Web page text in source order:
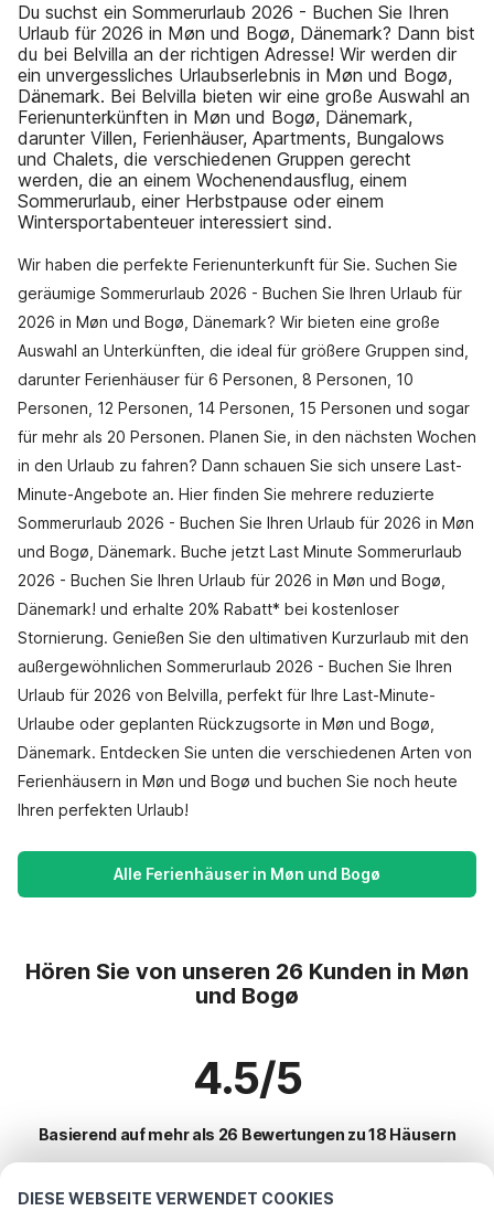
DIESE WEBSEITE VERWENDET COOKIES
Du suchst ein Sommerurlaub 2026 - Buchen Sie Ihren
Urlaub für 2026 in Møn und Bogø, Dänemark? Dann bist
du bei Belvilla an der richtigen Adresse! Wir werden dir
ein unvergessliches Urlaubserlebnis in Møn und Bogø,
Dänemark. Bei Belvilla bieten wir eine große Auswahl an
Ferienunterkünften in Møn und Bogø, Dänemark,
darunter Villen, Ferienhäuser, Apartments, Bungalows
und Chalets, die verschiedenen Gruppen gerecht
werden, die an einem Wochenendausflug, einem
Sommerurlaub, einer Herbstpause oder einem
Wintersportabenteuer interessiert sind.
Wir haben die perfekte Ferienunterkunft für Sie. Suchen Sie
geräumige Sommerurlaub 2026 - Buchen Sie Ihren Urlaub für
2026 in Møn und Bogø, Dänemark? Wir bieten eine große
Auswahl an Unterkünften, die ideal für größere Gruppen sind,
darunter Ferienhäuser für 6 Personen, 8 Personen, 10
Personen, 12 Personen, 14 Personen, 15 Personen und sogar
für mehr als 20 Personen. Planen Sie, in den nächsten Wochen
in den Urlaub zu fahren? Dann schauen Sie sich unsere Last-
Minute-Angebote an. Hier finden Sie mehrere reduzierte
Sommerurlaub 2026 - Buchen Sie Ihren Urlaub für 2026 in Møn
und Bogø, Dänemark. Buche jetzt Last Minute Sommerurlaub
2026 - Buchen Sie Ihren Urlaub für 2026 in Møn und Bogø,
Dänemark! und erhalte 20% Rabatt* bei kostenloser
Stornierung. Genießen Sie den ultimativen Kurzurlaub mit den
außergewöhnlichen Sommerurlaub 2026 - Buchen Sie Ihren
Urlaub für 2026 von Belvilla, perfekt für Ihre Last-Minute-
Urlaube oder geplanten Rückzugsorte in Møn und Bogø,
Dänemark. Entdecken Sie unten die verschiedenen Arten von
Ferienhäusern in Møn und Bogø und buchen Sie noch heute
Ihren perfekten Urlaub!
Alle Ferienhäuser in Møn und Bogø
Hören Sie von unseren 26 Kunden in Møn
und Bogø
4.5/5
Basierend auf mehr als 26 Bewertungen zu 18 Häusern